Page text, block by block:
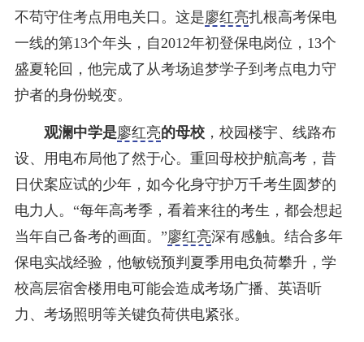
不苟守住考点用电关口。这是廖红亮扎根高考保电
一线的第13个年头，自2012年初登保电岗位，13个
盛夏轮回，他完成了从考场追梦学子到考点电力守
护者的身份蜕变。
观澜中学是廖红亮的母校，校园楼宇、线路布
设、用电布局他了然于心。重回母校护航高考，昔
日伏案应试的少年，如今化身守护万千考生圆梦的
电力人。“每年高考季，看着来往的考生，都会想起
当年自己备考的画面。”廖红亮深有感触。结合多年
保电实战经验，他敏锐预判夏季用电负荷攀升，学
校高层宿舍楼用电可能会造成考场广播、英语听
力、考场照明等关键负荷供电紧张。